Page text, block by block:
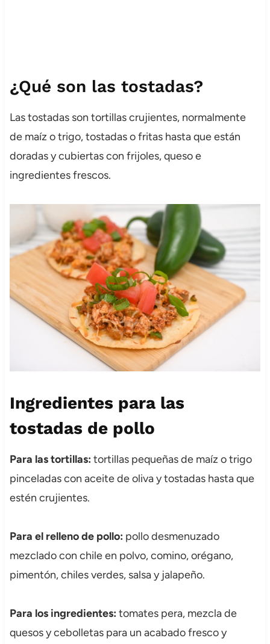
¿Qué son las tostadas?
Las tostadas son tortillas crujientes, normalmente
de maíz o trigo, tostadas o fritas hasta que están
doradas y cubiertas con frijoles, queso e
ingredientes frescos.
Ingredientes para las
tostadas de pollo
Para las tortillas: tortillas pequeñas de maíz o trigo
pinceladas con aceite de oliva y tostadas hasta que
estén crujientes.
Para el relleno de pollo: pollo desmenuzado
mezclado con chile en polvo, comino, orégano,
pimentón, chiles verdes, salsa y jalapeño.
Para los ingredientes: tomates pera, mezcla de
quesos y cebolletas para un acabado fresco y